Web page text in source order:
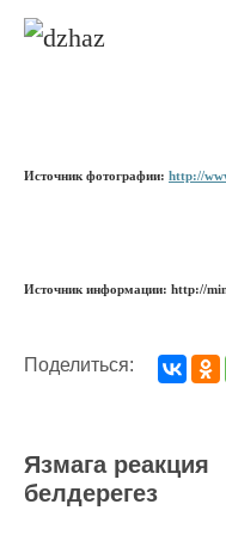
Источник фотографии: http://
Источник информации: http://
Поделиться:
Язмага реакция
белдерегез